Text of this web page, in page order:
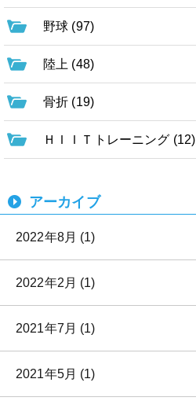
野球 (97)
陸上 (48)
骨折 (19)
ＨＩＩＴトレーニング (12)
アーカイブ
2022年8月 (1)
2022年2月 (1)
2021年7月 (1)
2021年5月 (1)